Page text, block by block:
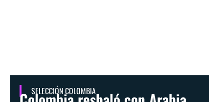
SELECCIÓN COLOMBIA